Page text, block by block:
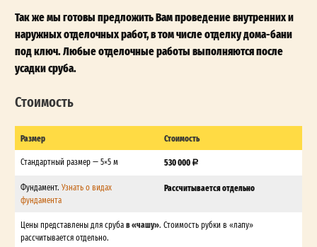
Так же мы готовы предложить Вам проведение внутренних и
наружных отделочных работ, в том числе отделку дома-бани
под ключ. Любые отделочные работы выполняются после
усадки сруба.
Стоимость
Размер Стоимость
Стандартный размер — 5×5 м 530 000
Фундамент. Узнать о видах
фундамента
Рассчитывается отдельно
Цены представлены для срубав «чашу». Стоимость рубки в «лапу»
рассчитывается отдельно.